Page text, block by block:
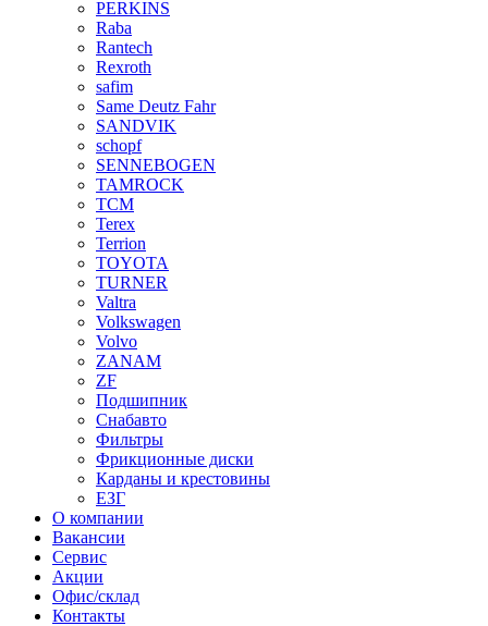
PERKINS
Raba
Rantech
Rexroth
safim
Same Deutz Fahr
SANDVIK
schopf
SENNEBOGEN
TAMROCK
TCM
Terex
Terrion
TOYOTA
TURNER
Valtra
Volkswagen
Volvo
ZANAM
ZF
Подшипник
Снабавто
Фильтры
Фрикционные диски
Карданы и крестовины
ЕЗГ
О компании
Вакансии
Сервис
Акции
Офис/склад
Контакты